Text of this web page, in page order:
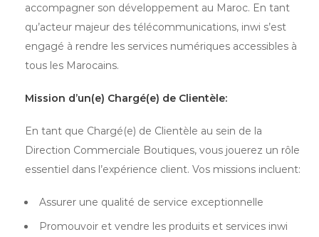
accompagner son développement au Maroc. En tant
qu’acteur majeur des télécommunications, inwi s’est
engagé à rendre les services numériques accessibles à
tous les Marocains.
Mission d’un(e) Chargé(e) de Clientèle:
En tant que Chargé(e) de Clientèle au sein de la
Direction Commerciale Boutiques, vous jouerez un rôle
essentiel dans l’expérience client. Vos missions incluent:
Assurer une qualité de service exceptionnelle
Promouvoir et vendre les produits et services inwi